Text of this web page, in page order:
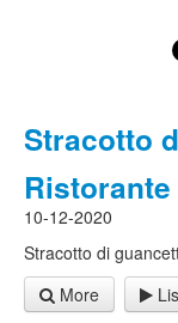
Stracotto
10-12-2020
Stracotto di
More